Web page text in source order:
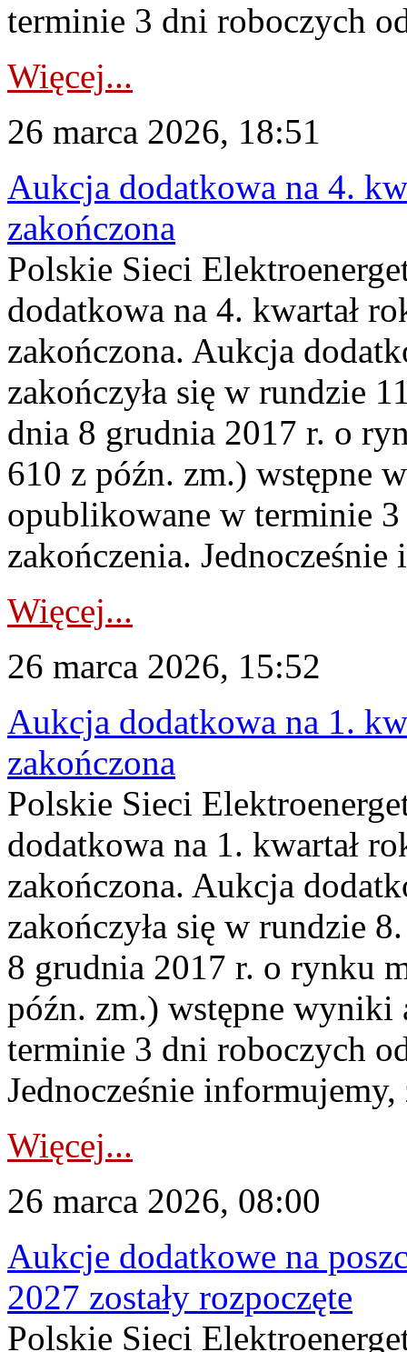
terminie 3 dni roboczych
Więcej...
26 marca 2026, 18:51
Aukcja dodatkowa na 4.
zakończona
Polskie Sieci
dodatkowa na 4. kwartał
zakończona. Aukcja
zakończyła się w rundzie
dnia 8 grudnia 2017 r. o
610 z późn. zm.) wstępne
opublikowane w terminie
zakończenia.
Więcej...
26 marca 2026, 15:52
Aukcja dodatkowa na 1.
zakończona
Polskie Sieci
dodatkowa na 1. kwartał
zakończona. Aukcja
zakończyła się w rundzie
8 grudnia 2017 r. o rynku
późn. zm.) wstępne
terminie 3 dni roboczych
Jednocześnie informujemy,
Więcej...
26 marca 2026, 08:00
Aukcje dodatkowe na
2027 zostały rozpoczęte
Polskie Sieci